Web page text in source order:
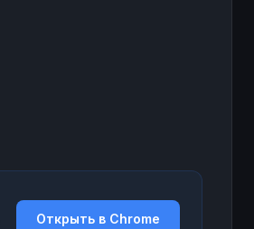
Открыть в Chrome